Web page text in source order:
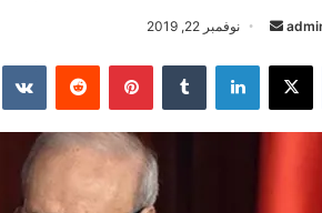
أرسل
إلكترونيا
نوفمبر 22, 2019
فيسبوك X لينكدإن بينتيريست